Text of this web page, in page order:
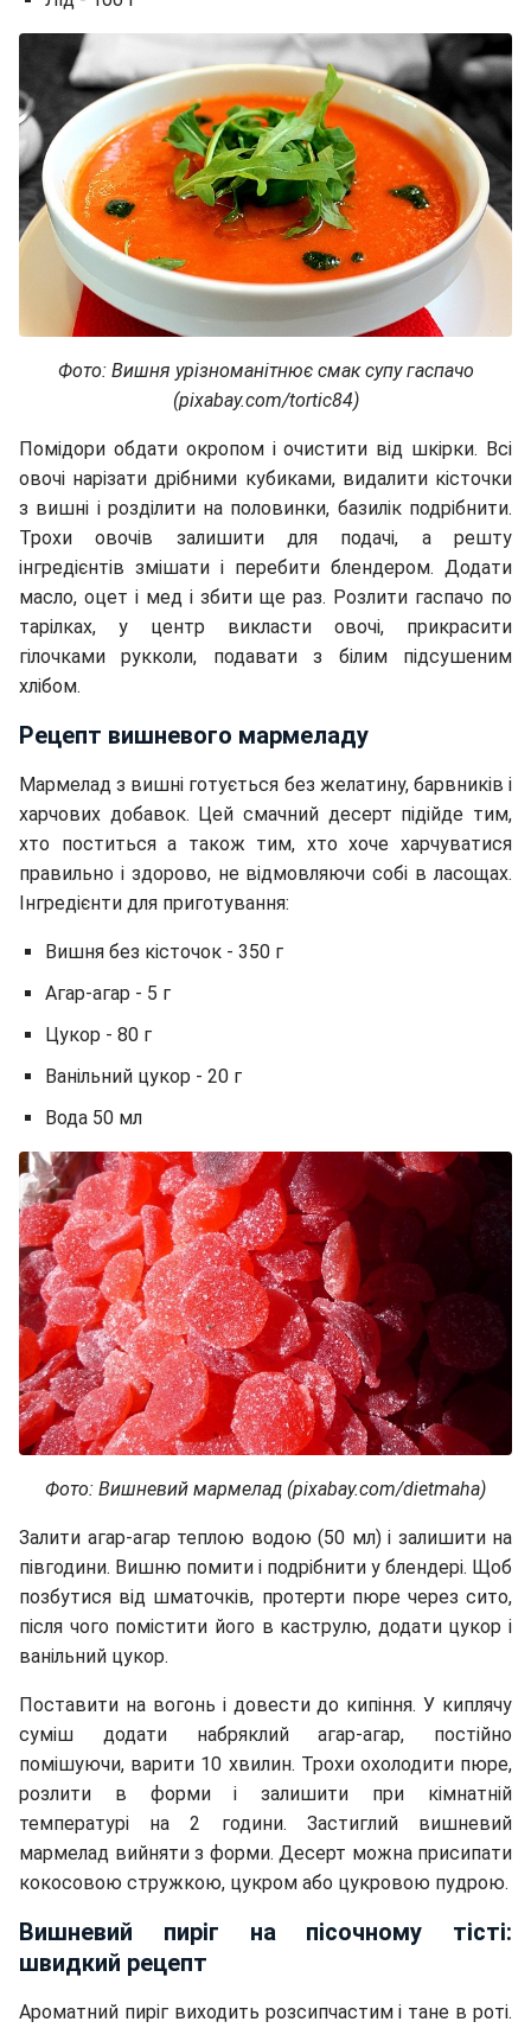
Фото: Вишня урізноманітнює смак супу гаспачо
(pixabay.com/tortic84)
Помідори обдати окропом і очистити від шкірки. Всі
овочі нарізати дрібними кубиками, видалити кісточки
з вишні і розділити на половинки, базилік подрібнити.
Трохи овочів залишити для подачі, а решту
інгредієнтів змішати і перебити блендером. Додати
масло, оцет і мед і збити ще раз. Розлити гаспачо по
тарілках, у центр викласти овочі, прикрасити
гілочками рукколи, подавати з білим підсушеним
хлібом.
Рецепт вишневого мармеладу
Мармелад з вишні готується без желатину, барвників і
харчових добавок. Цей смачний десерт підійде тим,
хто поститься а також тим, хто хоче харчуватися
правильно і здорово, не відмовляючи собі в ласощах.
Інгредієнти для приготування:
Вишня без кісточок - 350 г
Агар-агар - 5 г
Цукор - 80 г
Ванільний цукор - 20 г
Вода 50 мл
Фото: Вишневий мармелад (pixabay.com/dietmaha)
Залити агар-агар теплою водою (50 мл) і залишити на
півгодини. Вишню помити і подрібнити у блендері. Щоб
позбутися від шматочків, протерти пюре через сито,
після чого помістити його в каструлю, додати цукор і
ванільний цукор.
Поставити на вогонь і довести до кипіння. У киплячу
суміш додати набряклий агар-агар, постійно
помішуючи, варити 10 хвилин. Трохи охолодити пюре,
розлити в форми і залишити при кімнатній
температурі на 2 години. Застиглий вишневий
мармелад вийняти з форми. Десерт можна присипати
кокосовою стружкою, цукром або цукровою пудрою.
Вишневий пиріг на пісочному тісті:
швидкий рецепт
Ароматний пиріг виходить розсипчастим і тане в роті.